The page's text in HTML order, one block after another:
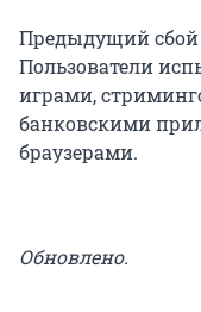
Предыдущий сбой
Пользователи
играми,
банковскими
браузерами.
Обновлено.